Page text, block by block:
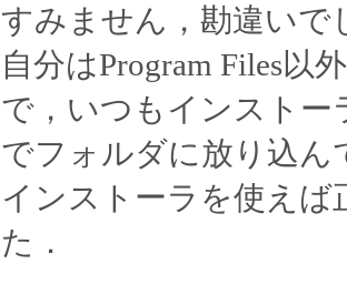
すみません，勘違いで
自分はProgram Files以
で，いつもインストー
でフォルダに放り込ん
インストーラを使え
た．